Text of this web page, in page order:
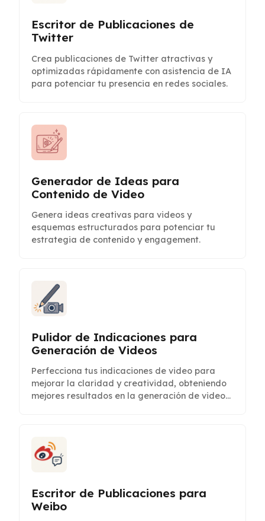
Escritor de Publicaciones de
Twitter
Crea publicaciones de Twitter atractivas y
optimizadas rápidamente con asistencia de IA
para potenciar tu presencia en redes sociales.
Generador de Ideas para
Contenido de Video
Genera ideas creativas para videos y
esquemas estructurados para potenciar tu
estrategia de contenido y engagement.
Pulidor de Indicaciones para
Generación de Videos
Perfecciona tus indicaciones de video para
mejorar la claridad y creatividad, obteniendo
mejores resultados en la generación de videos
Escritor de Publicaciones para
Weibo